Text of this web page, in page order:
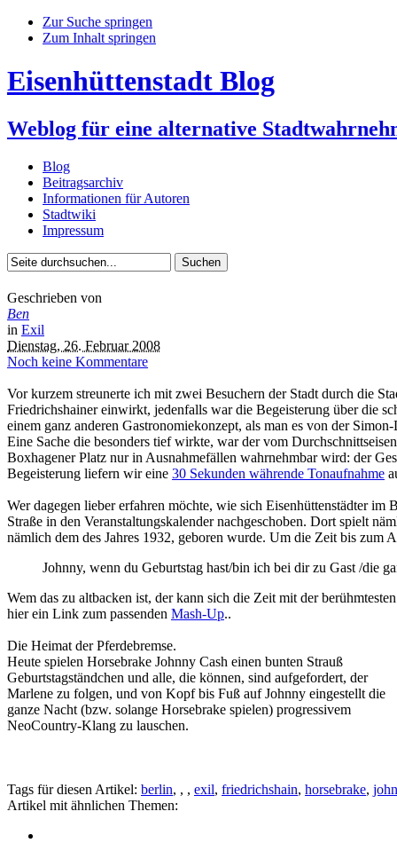
Zur Suche springen
Zum Inhalt springen
Eisenhüttenstadt Blog
Weblog für eine alternative
Blog
Beitragsarchiv
Informationen für Autoren
Stadtwiki
Impressum
Geschrieben von
Ben
in Exil
Dienstag, 26. Februar 2008
Noch keine Kommentare
Vor kurzem streunerte ich mit zwei Besuchern der Stadt durch die
Friedrichshainer einwirkt, jedenfalls war die Begeisterung über die
einem ganz anderen Gastronomiekonzept, als man es von der
Eine Sache die besonders tief wirkte, war der vom
Boxhagener Platz nur in Ausnahmefällen wahrnehmbar wird: der
Begeisterung liefern wir eine 30 Sekunden währende Tonaufnahme
Wer dagegen lieber erfahren möchte, wie sich Eisenhüttenstädter
Straße in den Veranstaltungskalender nachgeschoben. Dort spielt
nämlich dem des Jahres 1932, geboren wurde. Um die Zeit bis zum
Johnny, wenn du Geburtstag hast/bin ich bei dir zu Gast /die
Wem das zu altbacken ist, der kann sich die Zeit mit der
hier ein Link zum passenden Mash-Up..
Die Heimat der Pferdebremse.
Heute spielen Horsebrake Johnny Cash einen bunten Strauß
Geburtstagständchen und alle, die können, sind aufgefordert, der
Marlene zu folgen, und von Kopf bis Fuß auf Johnny eingestellt die
ganze Nacht (bzw. solange Horsebrake spielen) progressivem
NeoCountry-Klang zu lauschen.
Tags für diesen Artikel: berlin, , , exil, friedrichshain, horsebrake,
Artikel mit ähnlichen Themen: